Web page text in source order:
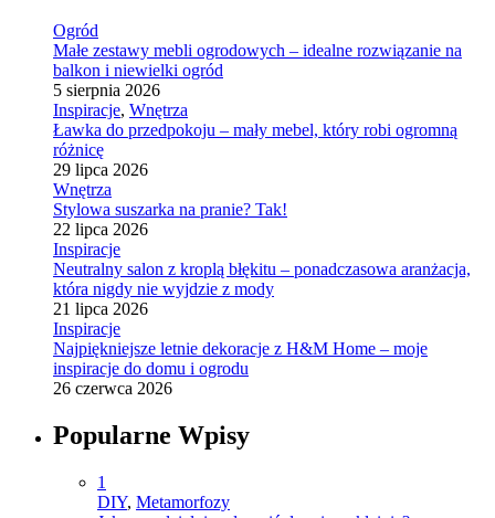
Ogród
Małe zestawy mebli ogrodowych – idealne rozwiązanie na
balkon i niewielki ogród
5 sierpnia 2026
Inspiracje, Wnętrza
Ławka do przedpokoju – mały mebel, który robi ogromną
różnicę
29 lipca 2026
Wnętrza
Stylowa suszarka na pranie? Tak!
22 lipca 2026
Inspiracje
Neutralny salon z kroplą błękitu – ponadczasowa aranżacja,
która nigdy nie wyjdzie z mody
21 lipca 2026
Inspiracje
Najpiękniejsze letnie dekoracje z H&M Home – moje
inspiracje do domu i ogrodu
26 czerwca 2026
Popularne Wpisy
1
DIY, Metamorfozy